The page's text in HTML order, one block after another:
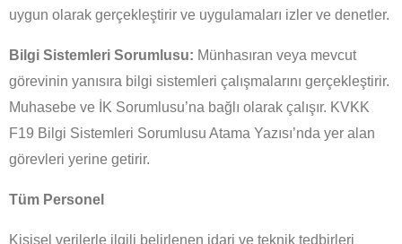
uygun olarak gerçekleştirir ve uygulamaları izler ve denetler.
Bilgi Sistemleri Sorumlusu: Münhasıran veya mevcut
görevinin yanısıra bilgi sistemleri çalışmalarını gerçekleştirir.
Muhasebe ve İK Sorumlusu’na bağlı olarak çalışır. KVKK
F19 Bilgi Sistemleri Sorumlusu Atama Yazısı’nda yer alan
görevleri yerine getirir.
Tüm Personel
Kişisel verilerle ilgili belirlenen idari ve teknik tedbirleri